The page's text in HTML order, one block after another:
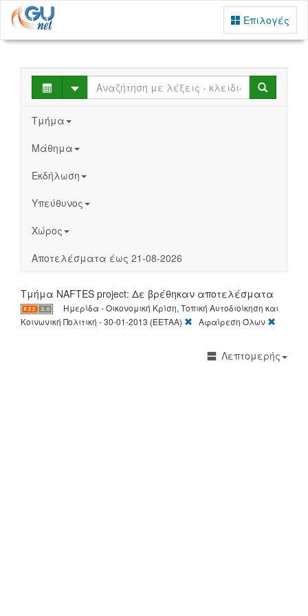
Επιλογές
Select Search
Τμήμα
Μάθημα
Εκδήλωση
Υπεύθυνος
Χώρος
Αποτελέσματα έως 21-08-2026
Τμήμα NAFTES project: Δε βρέθηκαν αποτελέσματα
Ημερίδα - Οικονομική Κρίση, Τοπική Αυτοδιοίκηση και
Κοινωνική Πολιτική - 30-01-2013 (ΕΕΤΑΑ)
[X]Αφαίρεση Όλων
Λεπτομερής